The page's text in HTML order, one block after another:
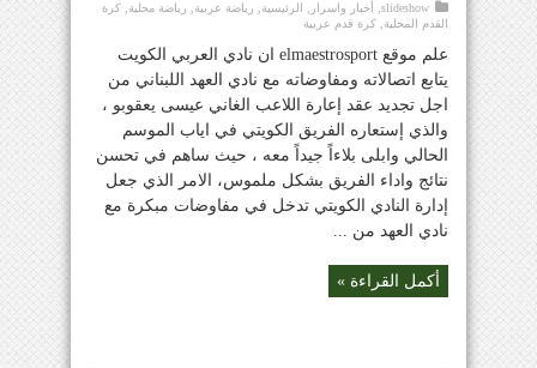
slideshow
أخبار واسرار الرئيسية رياضة عربية رياضة محلية
كرة
القدم المحلية
كرة قدم عربية
علم موقع elmaestrosport ان نادي العربي الكويت
يتابع اتصالاته ومفاوضاته مع نادي العهد اللبناني من
اجل تجديد عقد إعارة اللاعب الغاني عيسى يعقوبو ،
والذي إستعاره الفريق الكويتي في اياب الموسم
الحالي وابلى بلاءاً جيداً معه ، حيث ساهم في تحسن
نتائج واداء الفريق بشكل ملموس، الامر الذي جعل
إدارة النادي الكويتي تدخل في مفاوضات مبكرة مع
نادي العهد من ...
أكمل القراءة »